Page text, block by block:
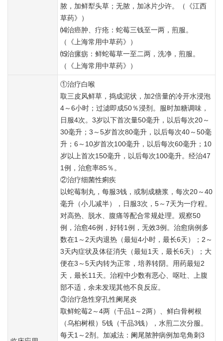
脓，加鲜犁头草；无脓，加冰片少许。（《江西
草药》）
⒁治癌肿、疔疮：蛇莓三钱至一两，煎服。
（《上海常用中草药》）
⒂治瘰疬：鲜蛇莓草一至二两，洗净，煎服。
（《上海常用中草药》）
①治疗白喉
取三皮风鲜草，捣成泥状，加2倍量的冷开水浸泡
4～6小时；过滤即成50％浸剂。服时加糖调味，
日服4次。3岁以下首次量50毫升，以后每次20～
30毫升；3～5岁首次80毫升，以后每次40～50毫
升；6～10岁首次100毫升，以后每次60毫升；10
岁以上首次150毫升，以后每次100毫升。经治47
1例，治愈率85％。
②治疗细菌性痢疾
以蛇莓制丸，每服3钱，或制成糖浆，每次20～40
毫升（小儿减半），日服3次，5～7天为一疗程。
对高热、脱水、腹痛等配合常规处理。观察50
例，治愈46例，好转1例，无效3例。治愈病例多
数在1～2天内退热（最短4小时，最长6天）；2～
3天内症状及体征消失（最短1天，最长6天）；大
便在3～5天内转为正常，培养转阴。用药最短2
天，最长11天。治程中少数有恶心、呕吐、上腹
部不适，余未发现其他不良反应。
③治疗急性穿孔性阑尾炎
取鲜蛇莓2～4两（干品1～2两）、鲜白骨树根
（乌桕树根）5钱（干品3钱），水煎二次分服。
每天1～2剂。加减法：阑尾脓肿病例加皂角刺3